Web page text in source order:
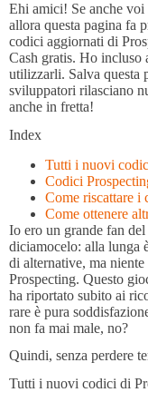
Ehi amici! Se anche voi
allora questa pagina fa
codici aggiornati di
Cash gratis. Ho incluso
utilizzarli. Salva questa
sviluppatori rilasciano
anche in fretta!
Index
Tutti i nuovi
Codici
Come riscattare i
Come ottenere
Io ero un grande fan
diciamocelo: alla lunga
di alternative, ma
Prospecting. Questo
ha riportato subito ai
rare è pura
non fa mai male, no?
Quindi, senza perdere
Tutti i nuovi codici di